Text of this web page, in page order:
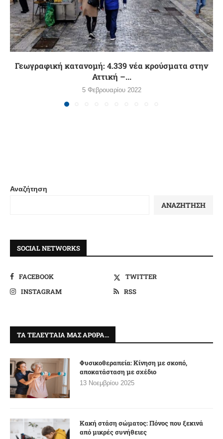
Γεωγραφική κατανομή: 4.339 νέα κρούσματα στην
Αττική –...
5 Φεβρουαρίου 2022
Αναζήτηση
ΑΝΑΖΉΤΗΣΗ
SOCIAL NETWORKS
FACEBOOK
TWITTER
INSTAGRAM
RSS
ΤΑ ΤΕΛΕΥΤΑΊΑ ΜΑΣ ΆΡΘΡΑ…
Φυσικοθεραπεία: Κίνηση με σκοπό,
αποκατάσταση με σχέδιο
13 Νοεμβρίου 2025
Κακή στάση σώματος: Πόνος που ξεκινά
από μικρές συνήθειες